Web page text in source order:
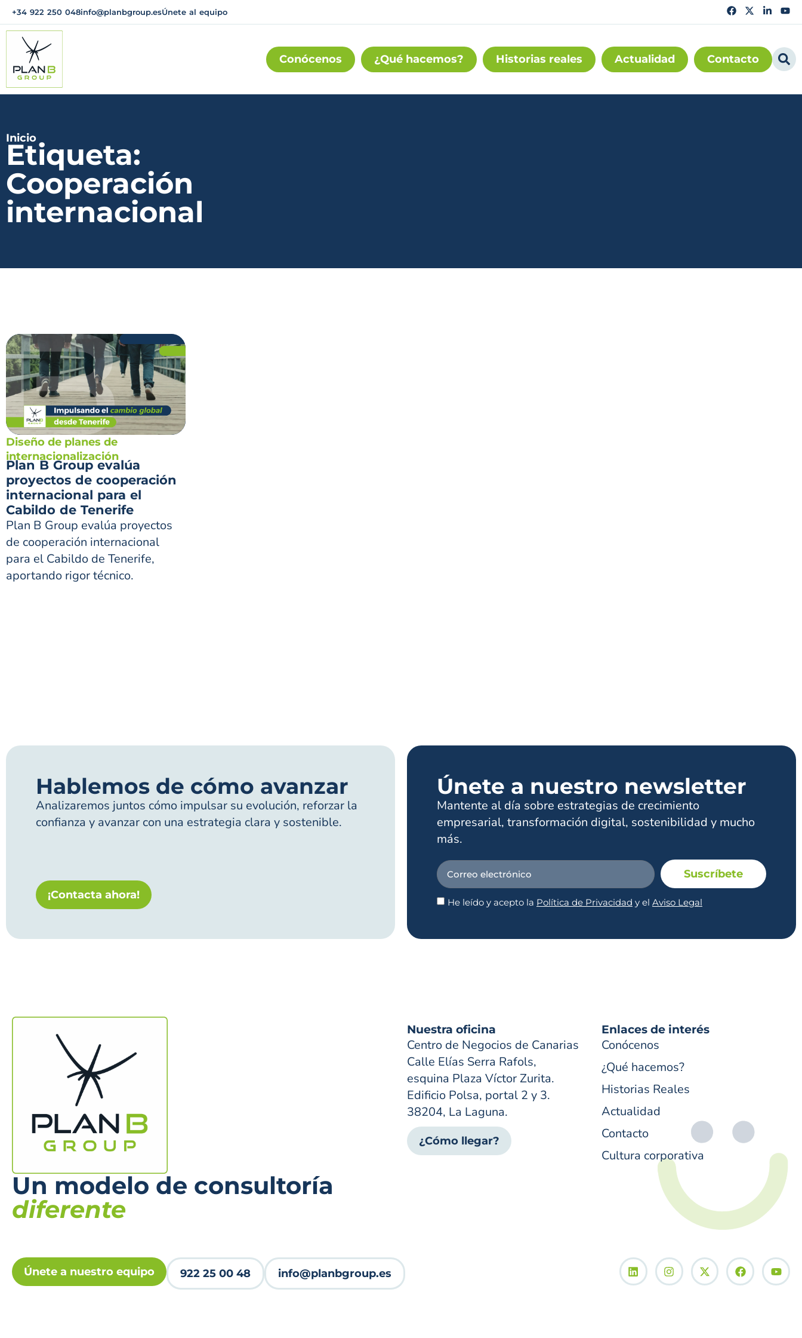
+34 922 250 048info@planbgroup.esÚnete al equipo
Conócenos ¿Qué hacemos? Historias reales Actualidad Contacto
Inicio
Etiqueta:
Cooperación
internacional
Diseño de planes de
internacionalización
Plan B Group evalúa
proyectos de cooperación
internacional para el
Cabildo de Tenerife
Plan B Group evalúa proyectos
de cooperación internacional
para el Cabildo de Tenerife,
aportando rigor técnico.
Hablemos de cómo avanzar
Analizaremos juntos cómo impulsar su evolución, reforzar la
confianza y avanzar con una estrategia clara y sostenible.
¡Contacta ahora!
Únete a nuestro newsletter
Mantente al día sobre estrategias de crecimiento
empresarial, transformación digital, sostenibilidad y mucho
más.
He leído y acepto la Política de Privacidad y el Aviso Legal
Suscríbete
Un modelo de consultoría
diferente
Nuestra oficina
Centro de Negocios de Canarias
Calle Elías Serra Rafols,
esquina Plaza Víctor Zurita.
Edificio Polsa, portal 2 y 3.
38204, La Laguna.
¿Cómo llegar?
Enlaces de interés
Conócenos
¿Qué hacemos?
Historias Reales
Actualidad
Contacto
Cultura corporativa
Únete a nuestro equipo 922 25 00 48 info@planbgroup.es